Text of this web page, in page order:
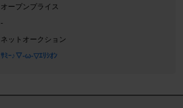
オープンプライス
-
ネットオークション
ｻﾐｰ♪▽-ω-▽ｴﾘｼｵﾝ